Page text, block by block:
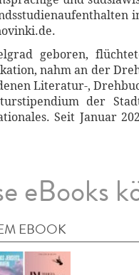
geboren,
nahm an der
Literatur-,
der
Seit Januar
eBooks
EBOOK